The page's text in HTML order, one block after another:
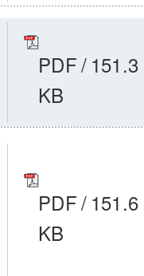
PDF/ 151.3
KB
PDF/ 151.6
KB